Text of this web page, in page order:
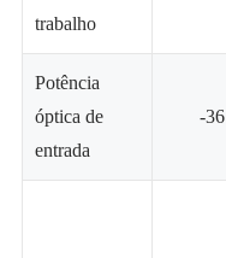
trabalho
Potência
óptica de
entrada
-36